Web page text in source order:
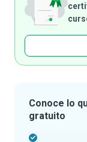
Conoce lo
gratuito